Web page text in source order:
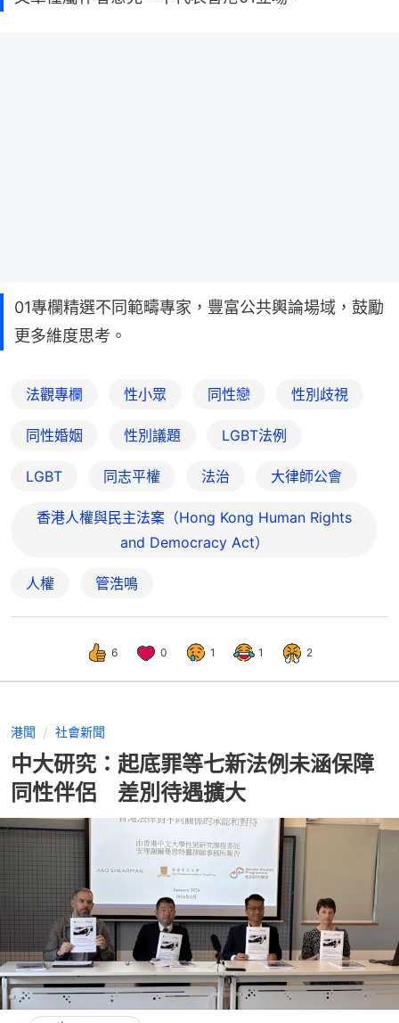
01專欄精選不同範疇專家，豐富公共輿論場域，鼓勵
更多維度思考。
法觀專欄 性小眾 同性戀 性別歧視
同性婚姻 性別議題 LGBT法例
LGBT 同志平權 法治 大律師公會
香港人權與民主法案（Hong Kong Human Rights
and Democracy Act）
人權 管浩鳴
6 0 1 1 2
港聞 社會新聞
中大研究：起底罪等七新法例未涵保障
同性伴侶 差別待遇擴大